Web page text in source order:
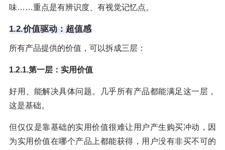
味……重点是有辨识度、有视觉记忆点。
1.2.价值驱动：超值感
所有产品提供的价值，可以拆成三层：
1.2.1.第一层：实用价值
好用、能解决具体问题。几乎所有产品都能满足这一层，
这是基础。
但仅仅是靠基础的实用价值很难让用户产生购买冲动，因
为实用价值在哪个产品上都能获得，用户没有非买不可的